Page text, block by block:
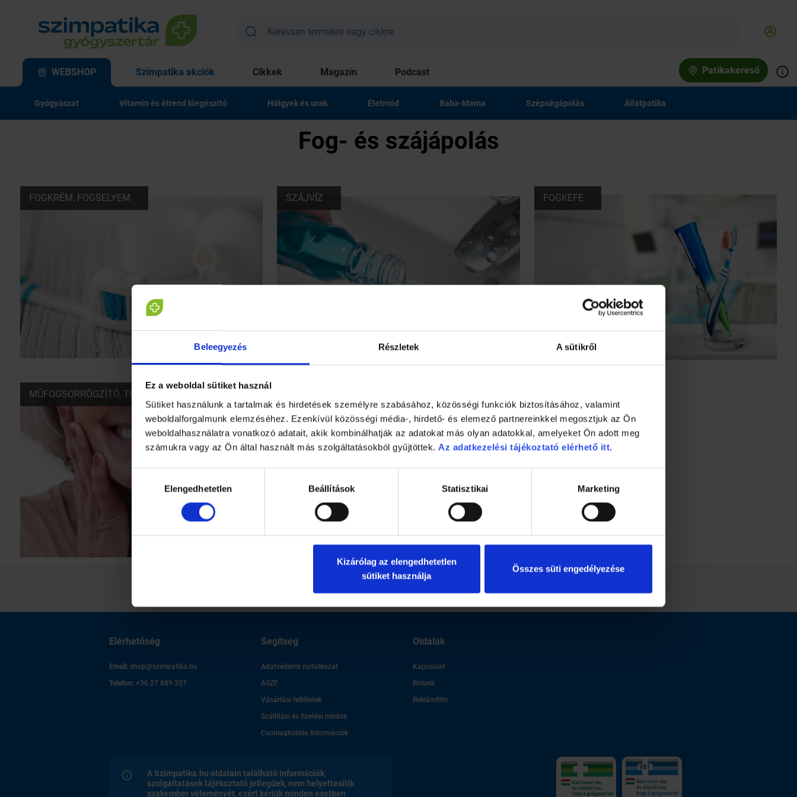
Beleegyezés Részletek A sütikről
Ez a weboldal sütiket használ
Sütiket használunk a tartalmak és hirdetések személyre szabásához, közösségi funkciók biztosításához, valamint
weboldalforgalmunk elemzéséhez. Ezenkívül közösségi média-, hirdető- és elemező partnereinkkel megosztjuk az Ön
weboldalhasználatra vonatkozó adatait, akik kombinálhatják az adatokat más olyan adatokkal, amelyeket Ön adott meg
számukra vagy az Ön által használt más szolgáltatásokból gyűjtöttek. Az adatkezelési tájékoztató elérhető itt.
kiválasztásaElengedhetetlen Beállítások Statisztikai Marketing
Kizárólag az elengedhetetlen
sütiket használja
Összes süti engedélyezése
WEBSHOP Szimpatika akciók Cikkek Magazin Podcast Patikakereső
Gyógyászat Vitamin és étrend kiegészítő Hölgyek és urak Életmód Baba-Mama Szépségápolás Állatpatika
Fog- és szájápolás
FOGKRÉM, FOGSELYEM SZÁJVÍZ FOGKEFE
MŰFOGSORRÖGZÍTŐ, TISZTÍTÓ
Elérhetőség
Email: shop@szimpatika.hu
Telefon: +36 27 889 357
Segítség
Adatvédelmi nyilatkozat
ASZF
Vásárlási feltételek
Szállítási és fizetési módok
Csomagküldés Információk
Oldalak
Kapcsolat
Rólunk
Reklámfilm
A Szimpatika.hu oldalain található információk,
szolgáltatások tájékoztató jellegűek, nem helyettesítik
szakember véleményét, ezért kérjük minden esetben